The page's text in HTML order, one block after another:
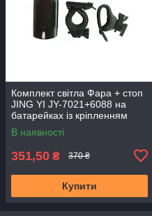
Комплект світла Фара + стоп
JING YI JY-7021+6088 на
батарейках із кріпленням
В наявності
351,50 ₴ 370 ₴
Купити